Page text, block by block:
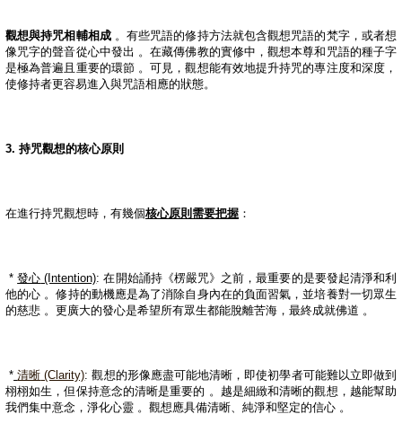
觀想與持咒相輔相成 。有些咒語的修持方法就包含觀想咒語的梵字，或者想
像咒字的聲音從心中發出 。在藏傳佛教的實修中，觀想本尊和咒語的種子字
是極為普遍且重要的環節 。可見，觀想能有效地提升持咒的專注度和深度，
使修持者更容易進入與咒語相應的狀態。
3. 持咒觀想的核心原則
在進行持咒觀想時，有幾個核心原則需要把握 ：
*發心 (Intention):在開始誦持《楞嚴咒》之前，最重要的是要發起清淨和利
他的心 。修持的動機應是為了消除自身內在的負面習氣，並培養對一切眾生
的慈悲 。更廣大的發心是希望所有眾生都能脫離苦海，最終成就佛道 。
* 清晰 (Clarity):觀想的形像應盡可能地清晰，即使初學者可能難以立即做到
栩栩如生，但保持意念的清晰是重要的 。越是細緻和清晰的觀想，越能幫助
我們集中意念，淨化心靈 。觀想應具備清晰、純淨和堅定的信心 。